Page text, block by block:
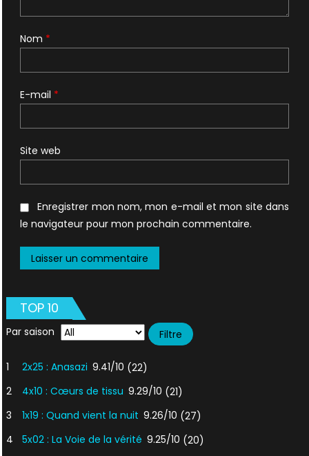
Nom *
E-mail *
Site web
Enregistrer mon nom, mon e-mail et mon site dans
le navigateur pour mon prochain commentaire.
TOP 10
Par saison
1 2x25 : Anasazi 9.41/10 (22)
2
4x10 : Cœurs de tissu 9.29/10 (21)
3
1x19 : Quand vient la nuit 9.26/10 (27)
4
5x02 : La Voie de la vérité 9.25/10 (20)